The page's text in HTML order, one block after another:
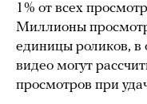
1% от всех
Миллионы
единицы роликов, в
видео могут
просмотров при